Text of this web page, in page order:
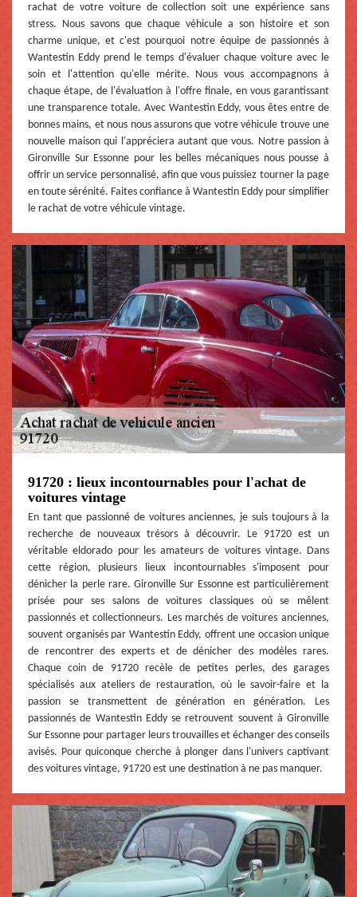
rachat de votre voiture de collection soit une expérience sans
stress. Nous savons que chaque véhicule a son histoire et son
charme unique, et c'est pourquoi notre équipe de passionnés à
Wantestin Eddy prend le temps d'évaluer chaque voiture avec le
soin et l'attention qu'elle mérite. Nous vous accompagnons à
chaque étape, de l'évaluation à l'offre finale, en vous garantissant
une transparence totale. Avec Wantestin Eddy, vous êtes entre de
bonnes mains, et nous nous assurons que votre véhicule trouve une
nouvelle maison qui l'appréciera autant que vous. Notre passion à
Gironville Sur Essonne pour les belles mécaniques nous pousse à
offrir un service personnalisé, afin que vous puissiez tourner la page
en toute sérénité. Faites confiance à Wantestin Eddy pour simplifier
le rachat de votre véhicule vintage.
91720 : lieux incontournables pour l'achat de
voitures vintage
En tant que passionné de voitures anciennes, je suis toujours à la
recherche de nouveaux trésors à découvrir. Le 91720 est un
véritable eldorado pour les amateurs de voitures vintage. Dans
cette région, plusieurs lieux incontournables s'imposent pour
dénicher la perle rare. Gironville Sur Essonne est particulièrement
prisée pour ses salons de voitures classiques où se mêlent
passionnés et collectionneurs. Les marchés de voitures anciennes,
souvent organisés par Wantestin Eddy, offrent une occasion unique
de rencontrer des experts et de dénicher des modèles rares.
Chaque coin de 91720 recèle de petites perles, des garages
spécialisés aux ateliers de restauration, où le savoir-faire et la
passion se transmettent de génération en génération. Les
passionnés de Wantestin Eddy se retrouvent souvent à Gironville
Sur Essonne pour partager leurs trouvailles et échanger des conseils
avisés. Pour quiconque cherche à plonger dans l'univers captivant
des voitures vintage, 91720 est une destination à ne pas manquer.